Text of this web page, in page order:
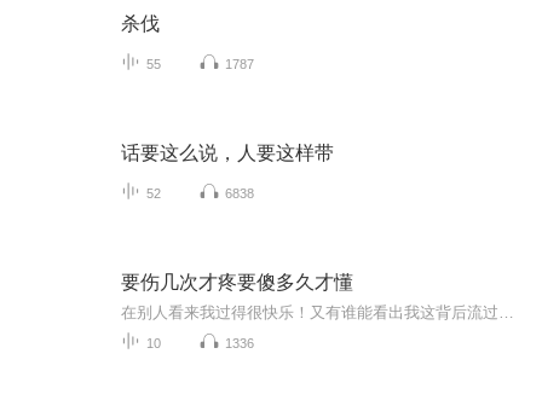
杀伐
55 1787
话要这么说，人要这样带
52 6838
要伤几次才疼要傻多久才懂
10 1336